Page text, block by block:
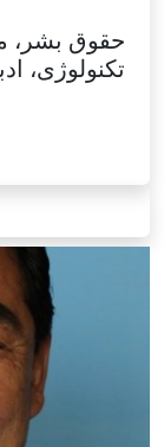
حقوق بشر،
تکنولوژی،